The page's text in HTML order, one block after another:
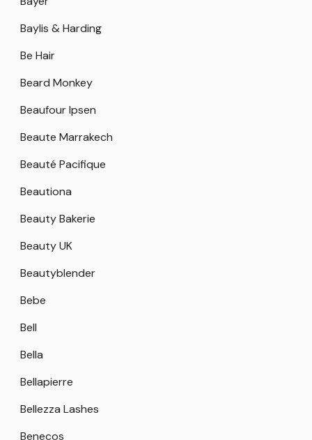
Baylis & Harding
Be Hair
Beard Monkey
Beaufour Ipsen
Beaute Marrakech
Beauté Pacifique
Beautiona
Beauty Bakerie
Beauty UK
Beautyblender
Bebe
Bell
Bella
Bellapierre
Bellezza Lashes
Benecos